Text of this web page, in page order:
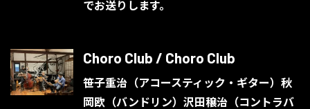
でお送りします。
Choro Club / Choro Club
笹子重治（アコースティック・ギター）秋
岡欧（バンドリン）沢田穣治（コントラバ